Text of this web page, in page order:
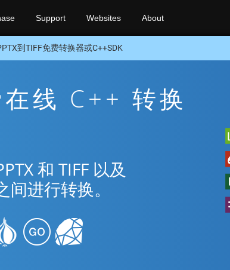
Support Websites About
到TIFF免费转换器或C++SDK
线 C++ 转换
和 TIFF 以及
进行转换。